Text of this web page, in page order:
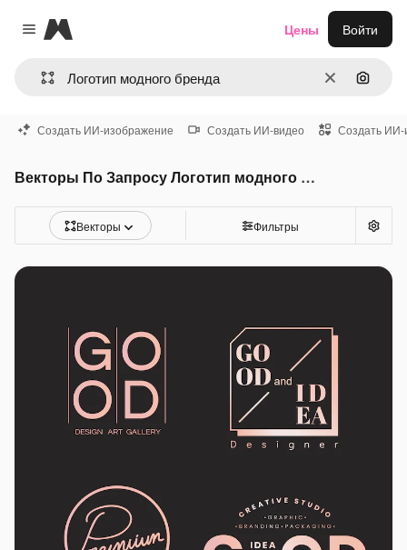
Close menu
Magnific
ОчиститьПоиск
Цены Войти
Создать ИИ-изображение Создать ИИ-видео Создать ИИ-
Векторы По Запросу Логотип модного бренда
Векторы Фильтры